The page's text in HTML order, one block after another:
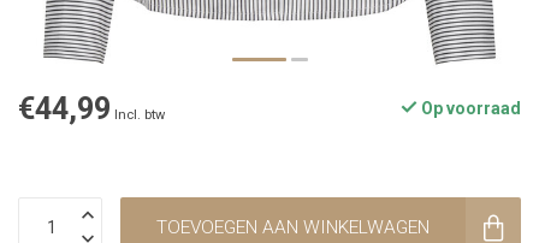
€44,99 Incl. btw Op voorraad
TOEVOEGEN AAN WINKELWAGEN